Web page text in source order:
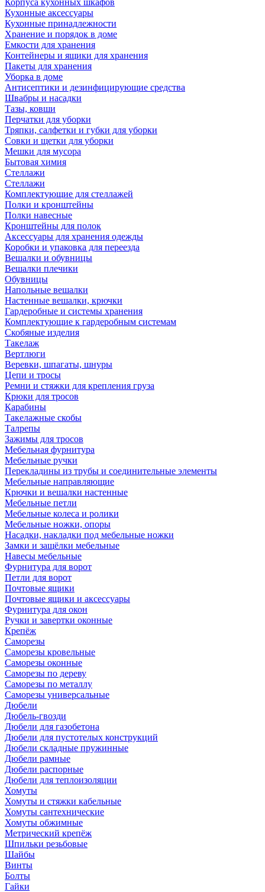
Корпуса кухонных шкафов
Кухонные аксессуары
Кухонные принадлежности
Хранение и порядок в доме
Емкости для хранения
Контейнеры и ящики для хранения
Пакеты для хранения
Уборка в доме
Антисептики и дезинфицирующие средства
Швабры и насадки
Тазы, ковши
Перчатки для уборки
Тряпки, салфетки и губки для уборки
Совки и щетки для уборки
Мешки для мусора
Бытовая химия
Стеллажи
Стеллажи
Комплектующие для стеллажей
Полки и кронштейны
Полки навесные
Кронштейны для полок
Аксессуары для хранения одежды
Коробки и упаковка для переезда
Вешалки и обувницы
Вешалки плечики
Обувницы
Напольные вешалки
Настенные вешалки, крючки
Гардеробные и системы хранения
Комплектующие к гардеробным системам
Скобяные изделия
Такелаж
Вертлюги
Веревки, шпагаты, шнуры
Цепи и тросы
Ремни и стяжки для крепления груза
Крюки для тросов
Карабины
Такелажные скобы
Талрепы
Зажимы для тросов
Мебельная фурнитура
Мебельные ручки
Перекладины из трубы и соединительные элементы
Мебельные направляющие
Крючки и вешалки настенные
Мебельные петли
Мебельные колеса и ролики
Мебельные ножки, опоры
Насадки, накладки под мебельные ножки
Замки и защёлки мебельные
Навесы мебельные
Фурнитура для ворот
Петли для ворот
Почтовые ящики
Почтовые ящики и аксессуары
Фурнитура для окон
Ручки и завертки оконные
Крепёж
Саморезы
Саморезы кровельные
Саморезы оконные
Саморезы по дереву
Саморезы по металлу
Саморезы универсальные
Дюбели
Дюбель-гвозди
Дюбели для газобетона
Дюбели для пустотелых конструкций
Дюбели складные пружинные
Дюбели рамные
Дюбели распорные
Дюбели для теплоизоляции
Хомуты
Хомуты и стяжки кабельные
Хомуты сантехнические
Хомуты обжимные
Метрический крепёж
Шпильки резьбовые
Шайбы
Винты
Болты
Гайки